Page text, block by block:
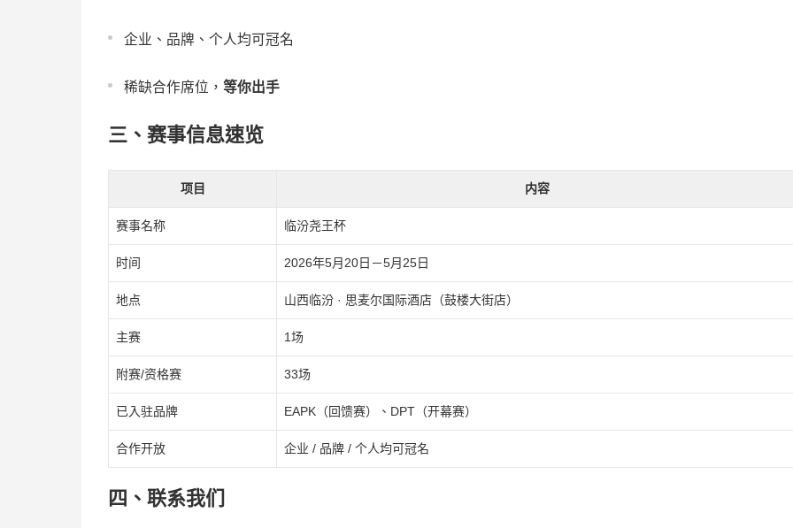
企业、品牌、个人均可冠名
稀缺合作席位， 等你出手
三、赛事信息速览
项目 内容
赛事名称 临汾尧王杯
时间 2026年5月20日－5月25日
地点 山西临汾 · 思麦尔国际酒店（鼓楼大街店）
主赛 1场
附赛/资格赛 33场
已入驻品牌 EAPK（回馈赛）、DPT（开幕赛）
合作开放 企业 / 品牌 / 个人均可冠名
四、联系我们